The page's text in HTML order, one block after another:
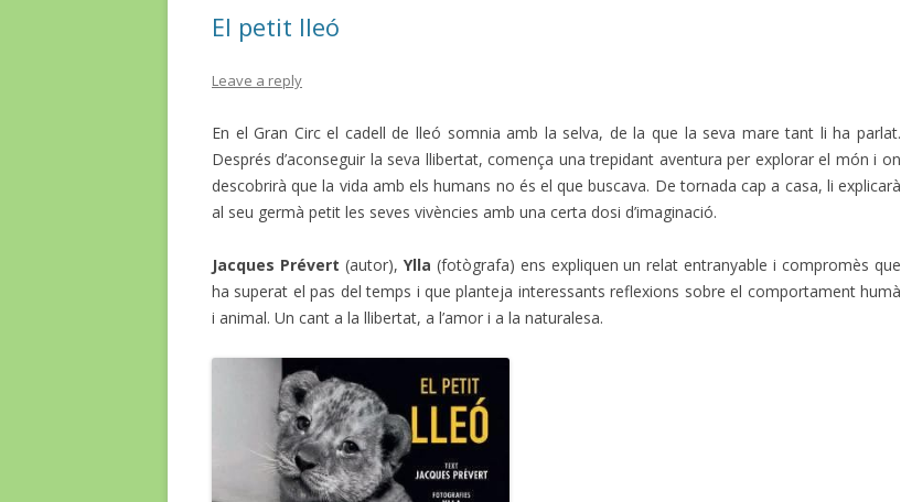
El petit lleó
Leave a reply
En el Gran Circ el cadell de lleó somnia amb la selva, de la que la seva mare tant li ha parlat.
Després d’aconseguir la seva llibertat, comença una trepidant aventura per explorar el món i on
descobrirà que la vida amb els humans no és el que buscava. De tornada cap a casa, li explicarà
al seu germà petit les seves vivències amb una certa dosi d’imaginació.
Jacques Prévert (autor), Ylla (fotògrafa) ens expliquen un relat entranyable i compromès que
ha superat el pas del temps i que planteja interessants reflexions sobre el comportament humà
i animal. Un cant a la llibertat, a l’amor i a la naturalesa.